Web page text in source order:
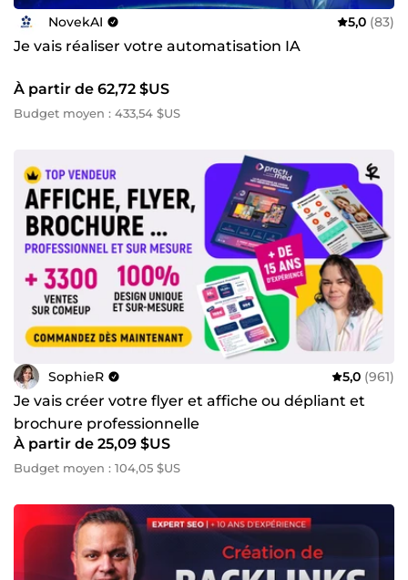
NovekAI 5,0 (83)
Je vais réaliser votre automatisation IA
À partir de 62,72 $US
Budget moyen : 433,54 $US
SophieR 5,0 (961)
Je vais créer votre flyer et affiche ou dépliant et
brochure professionnelle
À partir de 25,09 $US
Budget moyen : 104,05 $US